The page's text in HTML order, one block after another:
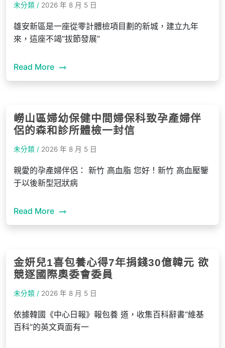
未分類 / 2026 年 8 月 5 日
雄安新區是一座從零計體檢項目劃的新城，建立九年
來，這座不竭“拔節發展”
Read More
嶗山區婦幼保健中間婦保科致孕產婦伴
侶的森和診所體檢一封信
未分類 / 2026 年 8 月 5 日
親愛的孕產婦伴侶： 新竹 高血脂 您好！新竹 高血壓鑒
于以後新型冠狀病
Read More
金妍兒1喜包養心得7年捐錢30億韓元 欲
競逐國際奧委會委員
未分類 / 2026 年 8 月 5 日
依據韓國《中心日報》報包養 道，收集百科辭書“維基
百科”的英文頁面有一